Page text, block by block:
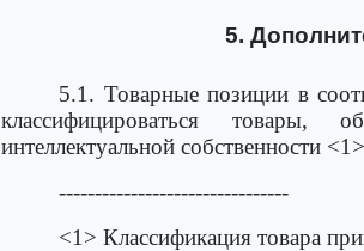
5.
5.1. Товарные позиции в
классифицироваться товары,
интеллектуальной собственности
--------------------------------
<1> Классификация товара